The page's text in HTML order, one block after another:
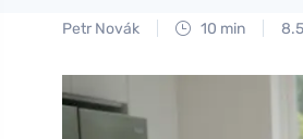
Petr Novák 10 min